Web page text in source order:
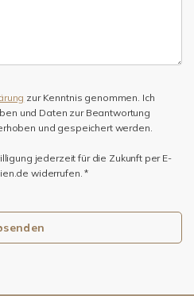
zur Kenntnis genommen. Ich
und Daten zur Beantwortung
und gespeichert werden.
jederzeit für die Zukunft per E-
widerrufen. *